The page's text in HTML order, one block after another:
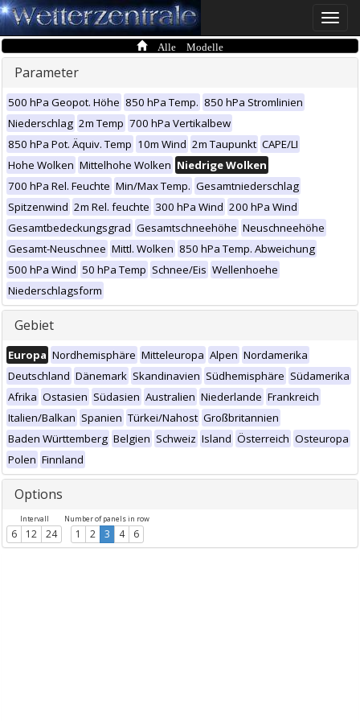
Toggle
Alle Modelle
Parameter
500 hPa Geopot. Höhe 850 hPa Temp. 850 hPa Stromlinien
Niederschlag 2m Temp 700 hPa Vertikalbew
850 hPa Pot. Äquiv. Temp 10m Wind 2m Taupunkt CAPE/LI
Hohe Wolken Mittelhohe Wolken Niedrige Wolken
700 hPa Rel. Feuchte Min/Max Temp. Gesamtniederschlag
Spitzenwind 2m Rel. feuchte 300 hPa Wind 200 hPa Wind
Gesamtbedeckungsgrad Gesamtschneehöhe Neuschneehöhe
Gesamt-Neuschnee Mittl. Wolken 850 hPa Temp. Abweichung
500 hPa Wind 50 hPa Temp Schnee/Eis Wellenhoehe
Niederschlagsform
Gebiet
Europa Nordhemisphäre Mitteleuropa Alpen Nordamerika
Deutschland Dänemark Skandinavien Südhemisphäre Südamerika
Afrika Ostasien Südasien Australien Niederlande Frankreich
Italien/Balkan Spanien Türkei/Nahost Großbritannien
Baden Württemberg Belgien Schweiz Island Österreich Osteuropa
Polen Finnland
Options
Intervall
6 12 24
Number of panels in row
1 2 3 4 6